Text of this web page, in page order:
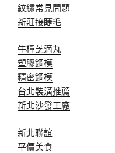
紋繡常見問題
新莊接睫毛
牛樟芝滴丸
塑膠鋼模
精密鋼模
台北裝潢推薦
新北沙發工廠
新北聯誼
平價美食